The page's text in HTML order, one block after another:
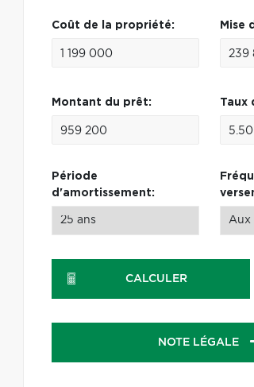
Coût de la propriété: Mise
Montant du prêt: Taux
Période
d'amortissement:
CALCULER
NOTE LÉGALE